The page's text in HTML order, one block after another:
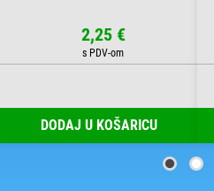
2,25 €
DODAJ U KOŠARICU